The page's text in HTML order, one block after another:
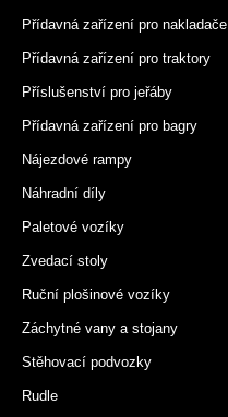
Přídavná zařízení pro nakladače
Přídavná zařízení pro traktory
Příslušenství pro jeřáby
Přídavná zařízení pro bagry
Nájezdové rampy
Náhradní díly
Paletové vozíky
Zvedací stoly
Ruční plošinové vozíky
Záchytné vany a stojany
Stěhovací podvozky
Rudle